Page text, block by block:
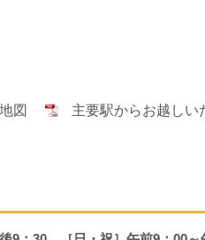
図 主要駅からお越しい